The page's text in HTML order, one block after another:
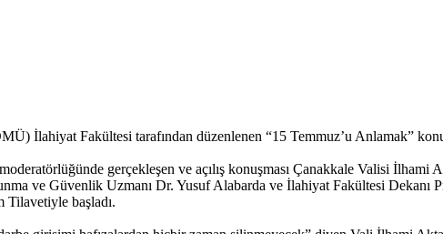
İlahiyat Fakültesi tarafından düzenlenen “15 Temmuz’u Anlamak”
gerçekleşen ve açılış konuşması Çanakkale Valisi
ve Güvenlik Uzmanı Dr. Yusuf Alabarda ve İlahiyat Fakültesi
başladı.